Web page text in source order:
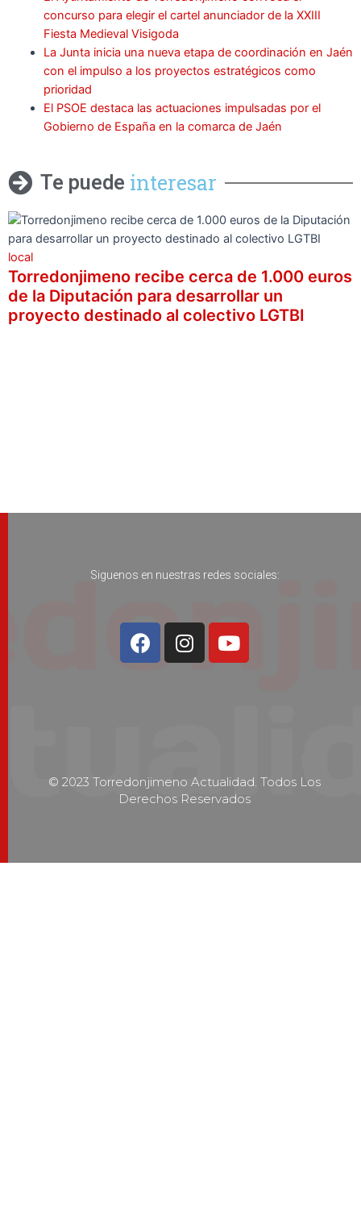
concurso para elegir el cartel anunciador de la XXIII
Fiesta Medieval Visigoda
La Junta inicia una nueva etapa de coordinación en Jaén
con el impulso a los proyectos estratégicos como
prioridad
El PSOE destaca las actuaciones impulsadas por el
Gobierno de España en la comarca de Jaén
Te puede interesar
local
Torredonjimeno recibe cerca de 1.000 euros
de la Diputación para desarrollar un
proyecto destinado al colectivo LGTBI
Siguenos en nuestras redes sociales:
© 2023 Torredonjimeno Actualidad. Todos Los
Derechos Reservados